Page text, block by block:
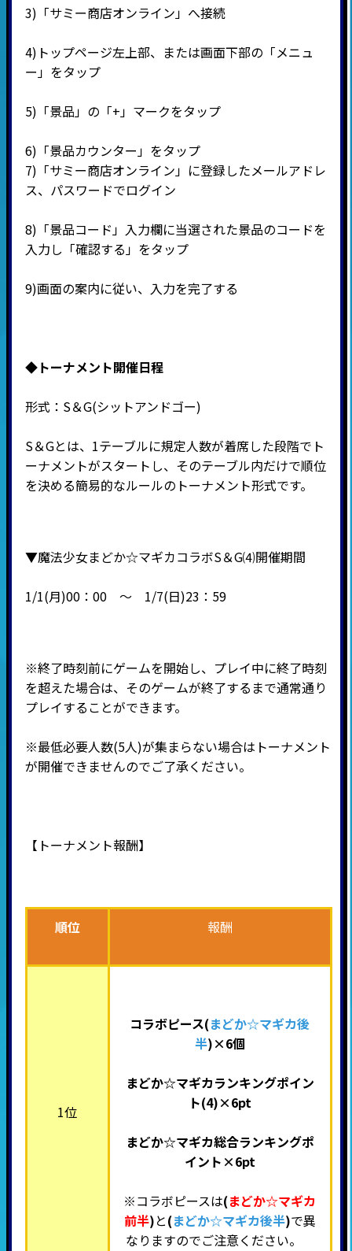
3) 「サミー商店オンライン」へ接続
4) トップページ左上部、または画面下部の「メニュ
ー」をタップ
5) 「景品」の「+」マークをタップ
6) 「景品カウンター」をタップ
7) 「サミー商店オンライン」に登録したメールアドレ
ス、パスワードでログイン
8) 「景品コード」入力欄に当選された景品のコードを
入力し「確認する」をタップ
9)画面の案内に従い、入力を完了する
◆トーナメント開催日程
形式： S＆G(シットアンドゴー)
S＆Gとは、1テーブルに規定人数が着席した段階でト
ーナメントがスタートし、そのテーブル内だけで順位
を決める簡易的なルールのトーナメント形式です。
▼魔法少女まどか☆マギカコラボS＆G⑷開催期間
1/1(月)00：00 ～ 1/7(日)23：59
※終了時刻前にゲームを開始し、プレイ中に終了時刻
を超えた場合は、そのゲームが終了するまで通常通り
プレイすることができます。
※最低必要人数(5人)が集まらない場合はトーナメント
が開催できませんのでご了承ください。
【トーナメント報酬】
順位 報酬
1位
コラボピース(まどか☆マギカ後
半)×6個
まどか☆マギカランキングポイン
ト(4)×6pt
まどか☆マギカ総合ランキングポ
イント×6pt
※コラボピースは(まどか☆マギカ
前半)と(まどか☆マギカ後半)で異
なりますのでご注意ください。